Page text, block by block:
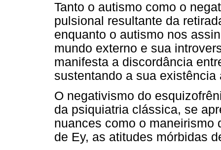
Tanto o autismo como o
pulsional resultante da
enquanto o autismo nos
mundo externo e sua
manifesta a discordância
sustentando a sua existência
O negativismo do
da psiquiatria clássica, se
nuances como o maneirismo
de Ey, as atitudes mórbidas